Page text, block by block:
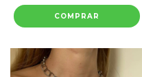
COMPRAR